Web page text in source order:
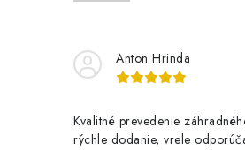
Anton Hrinda
Kvalitné prevedenie
rýchle dodanie, vrele